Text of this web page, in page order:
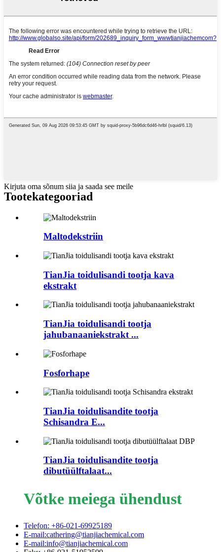
Kirjuta oma sõnum siia ja saada see meile
Tootekategooriad
Maltodekstriin
TianJia toidulisandi tootja kava
ekstrakt
TianJia toidulisandi tootja
jahubanaaniekstrakt ...
Fosforhape
TianJia toidulisandite tootja
Schisandra E...
TianJia toidulisandite tootja
dibutüülftalaat...
Võtke meiega ühendust
Telefon: +86-021-69925189
E-mail:cathering@tianjiachemical.com
E-mail:info@tianjiachemical.com